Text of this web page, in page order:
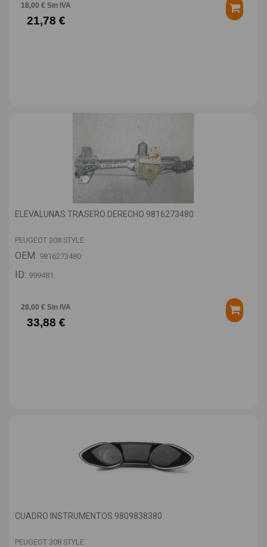
18,00 € Sin IVA
21,78 €
ELEVALUNAS TRASERO DERECHO 9816273480
PEUGEOT 308 STYLE
OEM: 9816273480
ID: 999481
28,00 € Sin IVA
33,88 €
CUADRO INSTRUMENTOS 9809838380
PEUGEOT 308 STYLE